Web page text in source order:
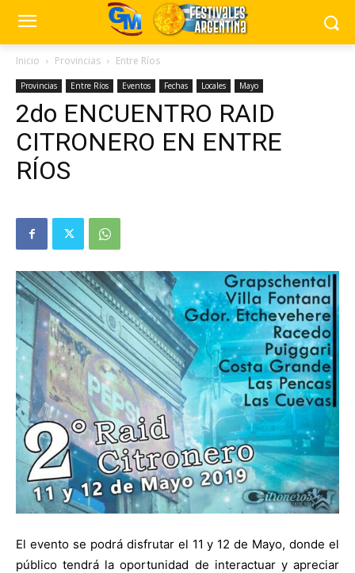
Inicio Provincias Entre Ríos
Provincias Entre Ríos Eventos Fechas Locales Mayo
2do ENCUENTRO RAID
CITRONERO EN ENTRE
RÍOS
El evento se podrá disfrutar el 11 y 12 de Mayo, donde el
público tendrá la oportunidad de interactuar y apreciar